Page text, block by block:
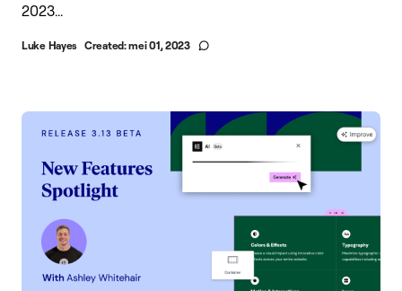
2023...
Luke Hayes Created:mei 01, 2023